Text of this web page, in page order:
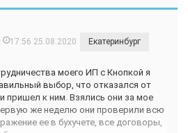
17:56 25.08.2020 Екатеринбург
моего ИП с Кнопкой я
выбор, что отказался от
пришел к ним. Взялись они за мое
же неделю они проверили всю
ее в бухучете, все договоры,